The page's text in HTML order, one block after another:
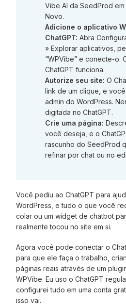
Vibe AI da SeedProd
Novo.
Adicione o aplicativo
ChatGPT: Abra
» Explorar aplicativos,
“WPVibe” e conecte-o.
ChatGPT funciona.
Autorize seu site: O
link de um clique, e
admin do WordPress.
digitada no ChatGPT.
Crie uma página:
você deseja, e o
rascunho do SeedProd
refinar por chat ou no
Você pediu ao ChatGPT para
WordPress, e tudo o que você
colar ou um widget de chatbot
realmente tocou no site em si.
Agora você pode conectar o
para que ele faça o trabalho,
páginas reais através de um
WPVibe. Eu uso o ChatGPT
configurei tudo em uma conta
isso vai.